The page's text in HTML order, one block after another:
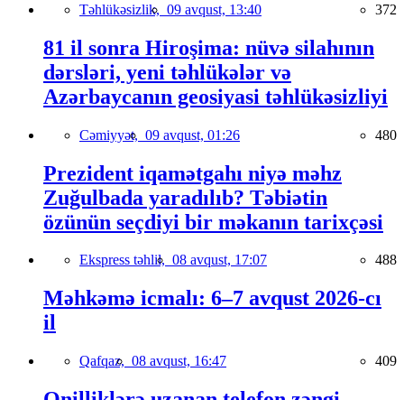
Təhlükəsizlik, 09 avqust, 13:40 372
81 il sonra Hiroşima: nüvə silahının
dərsləri, yeni təhlükələr və
Azərbaycanın geosiyasi təhlükəsizliyi
Cəmiyyət, 09 avqust, 01:26 480
Prezident iqamətgahı niyə məhz
Zuğulbada yaradılıb? Təbiətin
özünün seçdiyi bir məkanın tarixçəsi
Ekspress təhlil, 08 avqust, 17:07 488
Məhkəmə icmalı: 6–7 avqust 2026-cı
il
Qafqaz, 08 avqust, 16:47 409